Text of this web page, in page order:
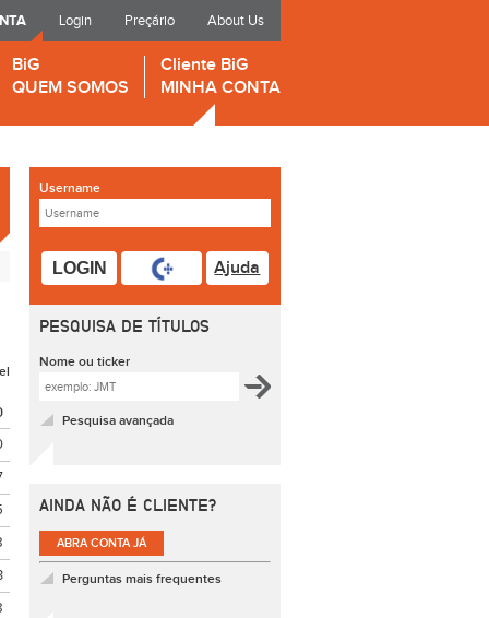
Login Preçário About Us
BiG
QUEM SOMOS
Cliente BiG
MINHA CONTA
Username
LOGIN Ajuda
PESQUISA DE TÍTULOS
Nome ou ticker
Pesquisa avançada
AINDA NÃO É CLIENTE?
ABRA CONTA JÁ
Perguntas mais frequentes